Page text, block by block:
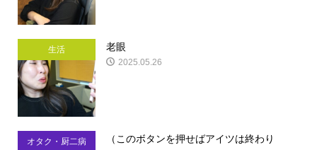
生活 老眼
2025.05.26
オタク・厨二病
（このボタンを押せばアイツは終わり